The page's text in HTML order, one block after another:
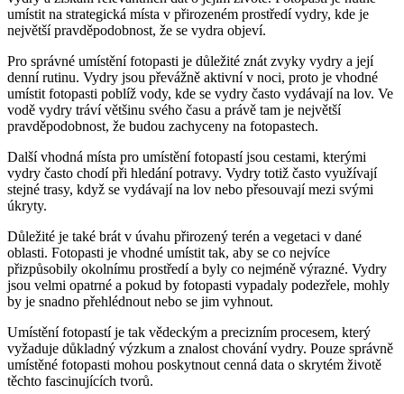
umístit na strategická místa v přirozeném prostředí vydry, kde je
největší pravděpodobnost, že se vydra objeví.
Pro správné umístění fotopasti je důležité znát zvyky vydry a její
denní rutinu. Vydry jsou převážně aktivní v noci, proto je vhodné
umístit fotopasti poblíž vody, kde se vydry často vydávají na lov. Ve
vodě vydry tráví většinu svého času a právě tam je největší
pravděpodobnost, že budou zachyceny na fotopastech.
Další vhodná místa pro umístění fotopastí jsou cestami, kterými
vydry často chodí při hledání potravy. Vydry totiž často využívají
stejné trasy, když se vydávají na lov nebo přesouvají mezi svými
úkryty.
Důležité je také brát v úvahu přirozený terén a vegetaci v dané
oblasti. Fotopasti je vhodné umístit tak, aby se co nejvíce
přizpůsobily okolnímu prostředí a byly co nejméně výrazné. Vydry
jsou velmi opatrné a pokud by fotopasti vypadaly podezřele, mohly
by je snadno přehlédnout nebo se jim vyhnout.
Umístění fotopastí je tak vědeckým a precizním procesem, který
vyžaduje důkladný výzkum a znalost chování vydry. Pouze správně
umístěné fotopasti mohou poskytnout cenná data o skrytém životě
těchto fascinujících tvorů.